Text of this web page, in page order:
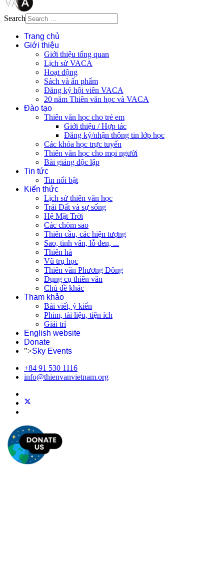
Search
Trang chủ
Giới thiệu
Giới thiệu tổng quan
Lịch sử VACA
Hoạt động
Sách và ấn phẩm
Đăng ký hội viên VACA
20 năm Thiên văn học và VACA
Đào tạo
Thiên văn học cho trẻ em
Giới thiệu / Hợp tác
Đăng ký/nhận thông tin lớp học
Các khóa học trực tuyến
Thiên văn học cho mọi người
Bài giảng độc lập
Tin tức
Tin nổi bật
Kiến thức
Lịch sử thiên văn học
Trái Đất và sự sống
Hệ Mặt Trời
Các chòm sao
Thiên cầu, các hiện tượng
Sao, tinh vân, lỗ đen, ...
Thiên hà
Vũ trụ học
Thiên văn Phương Đông
Dụng cụ thiên văn
Chủ đề khác
Tham khảo
Bài viết, ý kiến
Phim, tài liệu, tiện ích
Giải trí
English website
Donate
">Sky Events
+84 91 530 1116
info@thienvanvietnam.org